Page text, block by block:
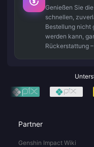
Genießen Sie
schnellen,
Bestellung nicht
werden kann,
Rückerstattung
Partner
Genshin Impact Wiki